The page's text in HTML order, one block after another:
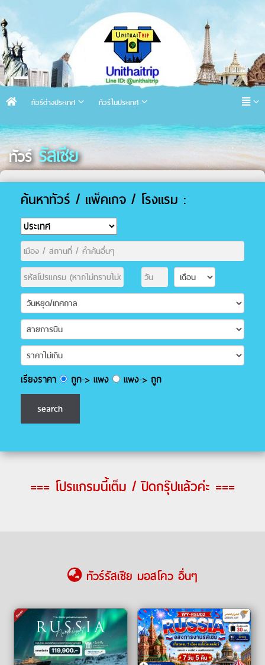
ทัวร์ต่างประเทศ ทัวร์ในประเทศ
ทัวร์ รัสเซีย
ค้นหาทัวร์ / แพ็คเกจ / โรงแรม :
เรียงราคา ถูก-> แพง แพง-> ถูก
=== โปรแกรมนี้เต็ม / ปิดกรุ๊ปแล้วค่ะ ===
ทัวร์รัสเซีย มอสโคว อื่นๆ